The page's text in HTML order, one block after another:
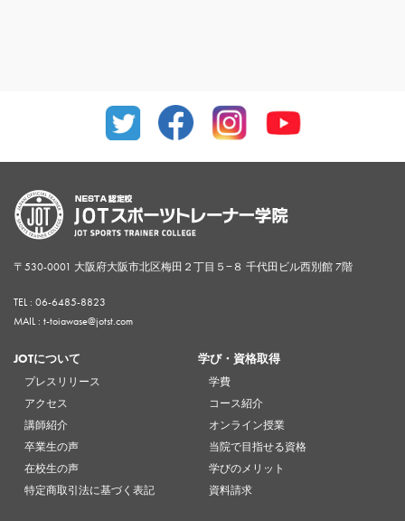
〒530-0001 大阪府大阪市北区梅田２丁目５−８ 千代田ビル西別館 7階
TEL : 06-6485-8823
MAIL : t-toiawase@jotst.com
JOTについて
プレスリリース
アクセス
講師紹介
卒業生の声
在校生の声
特定商取引法に基づく表記
学び・資格取得
学費
コース紹介
オンライン授業
当院で目指せる資格
学びのメリット
資料請求